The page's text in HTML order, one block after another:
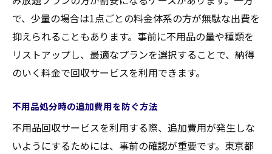
で、少量の場合は1点ごとの料金体系の方が無駄な出費を
抑えられることもあります。事前に不用品の量や種類を
リストアップし、最適なプランを選択することで、納得
のいく料金で回収サービスを利用できます。
不用品処分時の追加費用を防ぐ方法
不用品回収サービスを利用する際、追加費用が発生しな
いようにするためには、事前の確認が重要です。東京都